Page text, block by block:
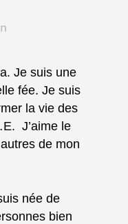
Je suis une
fée. Je suis
la vie des
J’aime le
de mon
née de
bien